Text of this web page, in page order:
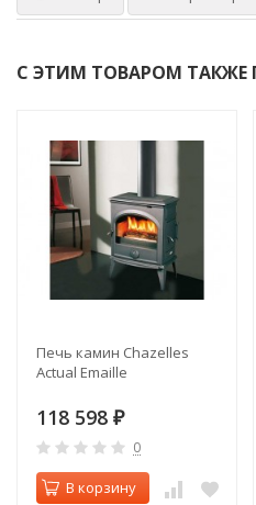
С ЭТИМ ТОВАРОМ ТАКЖЕ
Печь камин Chazelles
Actual Emaille
118 598 ₽
0
В корзину